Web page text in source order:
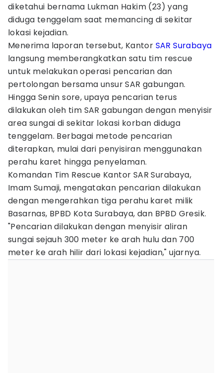
diketahui bernama Lukman Hakim (23) yang
diduga tenggelam saat memancing di sekitar
lokasi kejadian.
Menerima laporan tersebut, Kantor SAR Surabaya
langsung memberangkatkan satu tim rescue
untuk melakukan operasi pencarian dan
pertolongan bersama unsur SAR gabungan.
Hingga Senin sore, upaya pencarian terus
dilakukan oleh tim SAR gabungan dengan menyisir
area sungai di sekitar lokasi korban diduga
tenggelam. Berbagai metode pencarian
diterapkan, mulai dari penyisiran menggunakan
perahu karet hingga penyelaman.
Komandan Tim Rescue Kantor SAR Surabaya,
Imam Sumaji, mengatakan pencarian dilakukan
dengan mengerahkan tiga perahu karet milik
Basarnas, BPBD Kota Surabaya, dan BPBD Gresik.
"Pencarian dilakukan dengan menyisir aliran
sungai sejauh 300 meter ke arah hulu dan 700
meter ke arah hilir dari lokasi kejadian," ujarnya.